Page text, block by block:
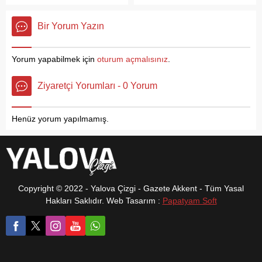
Yavuz eşliğinde
güzel bir giriş yapan Semih
sezona kürsülerle başladı.
Bir Yorum Yazın
Yorum yapabilmek için oturum açmalısınız
Ziyaretçi Yorumları - 0 Yorum
Henüz yorum yapılmamış.
Copyright © 2022 - Yalova Çizgi - Gazete Akkent - Tüm Yasal
Hakları Saklıdır. Web Tasarım : Papatyam Soft